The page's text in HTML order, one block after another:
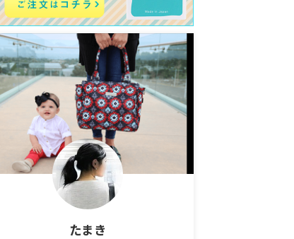
たまき